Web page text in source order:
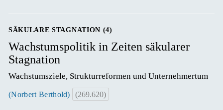
SÄKULARE STAGNATION (4)
Wachstumspolitik in Zeiten säkularer
Stagnation
Wachstumsziele, Strukturreformen und Unternehmertum
(Norbert Berthold) (269.620)